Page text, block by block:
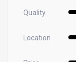
Quality
Location